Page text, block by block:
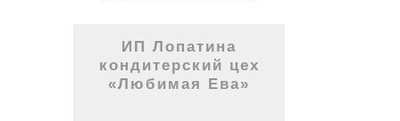
ИП Лопатина
кондитерский цех
«Любимая Ева»